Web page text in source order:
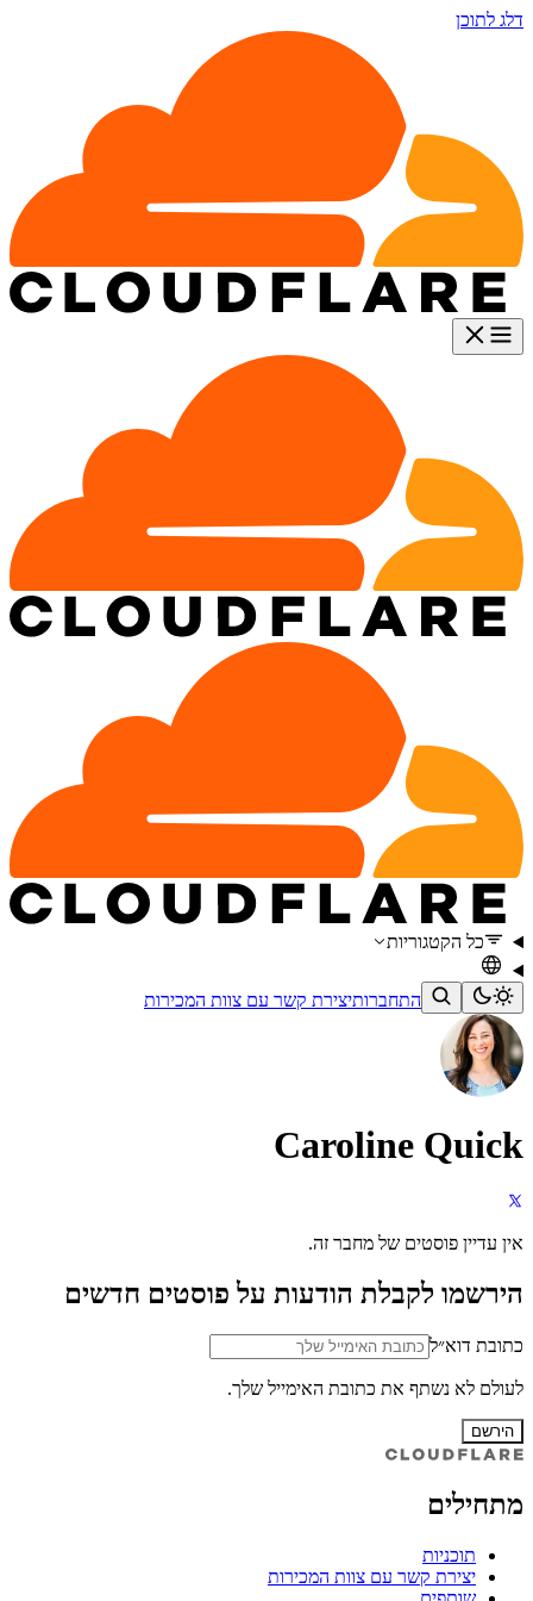
דלג לתוכן
כל הקטגוריות
התחברותיצירת קשר עם צוות המכירות
Caroline Quick
אין עדיין פוסטים של מחבר זה.
הירשמו לקבלת הודעות על פוסטים חדשים
כתובת דוא״ל
לעולם לא נשתף את כתובת האימייל שלך.
הירשם
מתחילים
תוכניות
יצירת קשר עם צוות המכירות